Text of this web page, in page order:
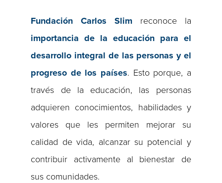
Fundación Carlos Slim reconoce la
importancia de la educación para el
desarrollo integral de las personas y el
progreso de los países. Esto porque, a
través de la educación, las personas
adquieren conocimientos, habilidades y
valores que les permiten mejorar su
calidad de vida, alcanzar su potencial y
contribuir activamente al bienestar de
sus comunidades.